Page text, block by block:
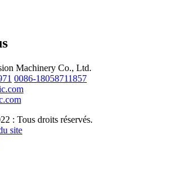
Machinery Co., Ltd.
0086-18058711857
: Tous droits réservés.
site